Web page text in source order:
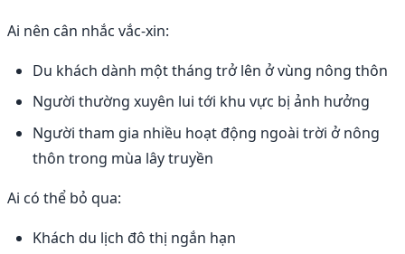
Ai nên cân nhắc vắc-xin:
Du khách dành một tháng trở lên ở vùng nông thôn
Người thường xuyên lui tới khu vực bị ảnh hưởng
Người tham gia nhiều hoạt động ngoài trời ở nông
thôn trong mùa lây truyền
Ai có thể bỏ qua:
Khách du lịch đô thị ngắn hạn